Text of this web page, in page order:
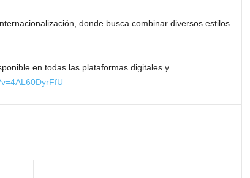
donde busca combinar diversos estilos
en todas las plataformas digitales y